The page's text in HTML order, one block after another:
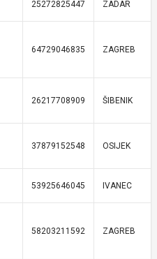
25272825447 ZADAR
64729046835 ZAGREB
26217708909 ŠIBENIK
37879152548 OSIJEK
53925646045 IVANEC
58203211592 ZAGREB